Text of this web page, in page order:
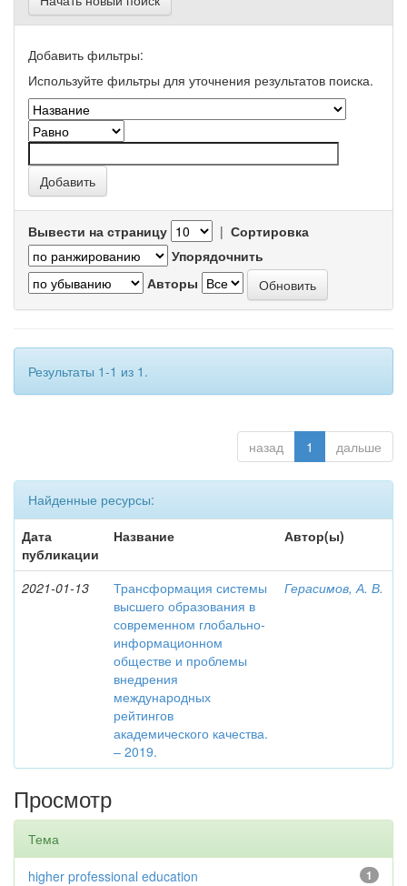
Добавить фильтры:
Используйте фильтры для уточнения результатов поиска.
Вывести на страницу | Сортировка
Упорядочнить
Авторы
Результаты 1-1 из 1.
назад 1 дальше
Найденные ресурсы:
Дата
публикации
Название Автор(ы)
2021-01-13
Трансформация системы
высшего образования в
современном глобально-
информационном
обществе и проблемы
внедрения
международных
рейтингов
академического качества.
– 2019.
Герасимов, А. В.
Просмотр
Тема
1
higher professional education